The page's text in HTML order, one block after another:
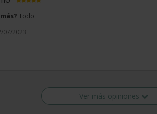
Todo
07/2023
Ver más opiniones